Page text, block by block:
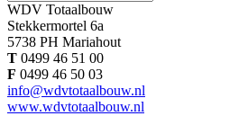
WDV Totaalbouw
Stekkermortel 6a
5738 PH Mariahout
T 0499 46 51 00
F 0499 46 50 03
info@wdvtotaalbouw.nl
www.wdvtotaalbouw.nl